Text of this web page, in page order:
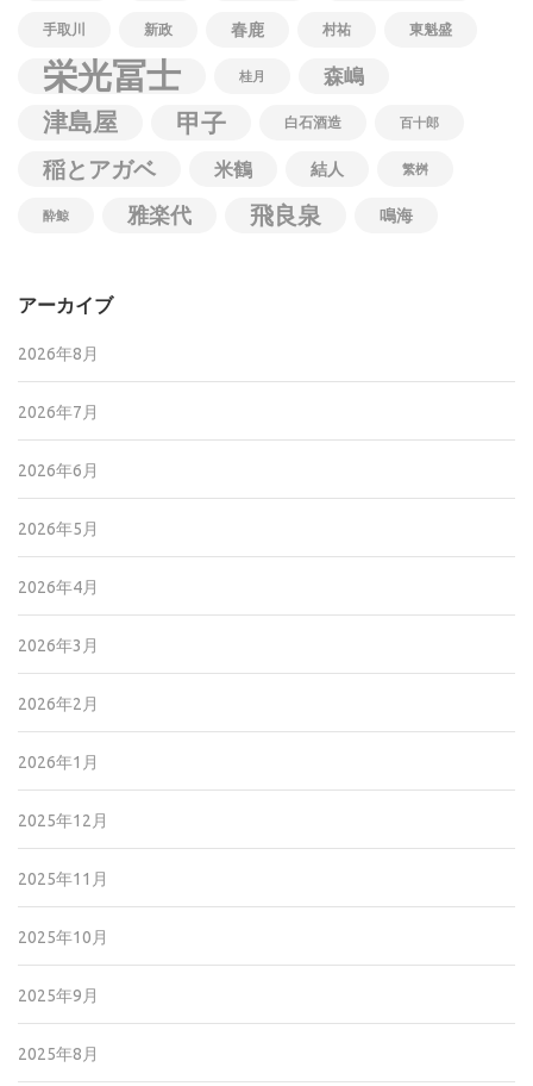
手取川 新政 春鹿 村祐 東魁盛
栄光冨士 桂月 森嶋
津島屋 甲子 白石酒造 百十郎
稲とアガベ 米鶴 結人 繁桝
酔鯨 雅楽代 飛良泉 鳴海
アーカイブ
2026年8月
2026年7月
2026年6月
2026年5月
2026年4月
2026年3月
2026年2月
2026年1月
2025年12月
2025年11月
2025年10月
2025年9月
2025年8月